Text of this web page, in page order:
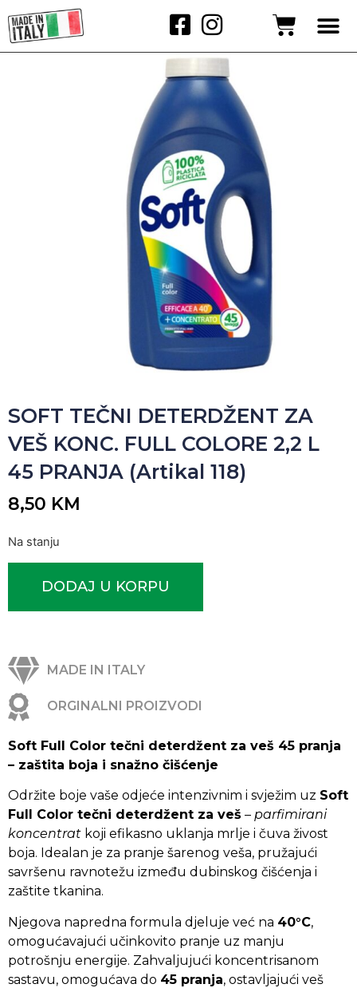
SOFT TEČNI DETERDŽENT ZA
VEŠ KONC. FULL COLORE 2,2 L
45 PRANJA (Artikal 118)
8,50 KM
Na stanju
DODAJ U KORPU
MADE IN ITALY
ORGINALNI PROIZVODI
Soft Full Color tečni deterdžent za veš 45 pranja
– zaštita boja i snažno čišćenje
Održite boje vaše odjeće intenzivnim i svježim uz Soft
Full Color tečni deterdžent za veš – parfimirani
koncentrat koji efikasno uklanja mrlje i čuva živost
boja. Idealan je za pranje šarenog veša, pružajući
savršenu ravnotežu između dubinskog čišćenja i
zaštite tkanina.
Njegova napredna formula djeluje već na 40°C,
omogućavajući učinkovito pranje uz manju
potrošnju energije. Zahvaljujući koncentrisanom
sastavu, omogućava do 45 pranja, ostavljajući veš